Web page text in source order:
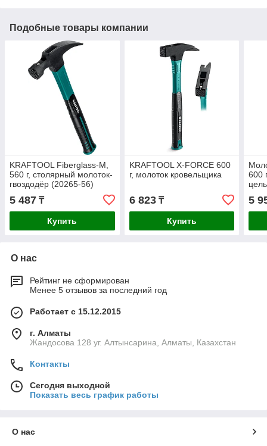
Подобные товары компании
KRAFTOOL Fiberglass-M,
560 г, столярный молоток-
гвоздодёр (20265-56)
5 487 ₸
Купить
KRAFTOOL X-FORCE 600
г, молоток кровельщика
6 823₸
Купить
600
5
О нас
Рейтинг не сформирован
Менее 5 отзывов за последний год
Работает с 15.12.2015
г. Алматы
Жандосова 128 уг. Алтынсарина, Алматы, Казахстан
Контакты
Сегодня выходной
Показать весь график работы
О нас